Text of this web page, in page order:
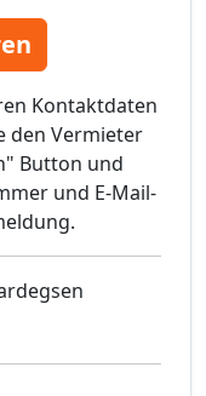
Kontaktdaten
den Vermieter
Button und
und E-Mail-